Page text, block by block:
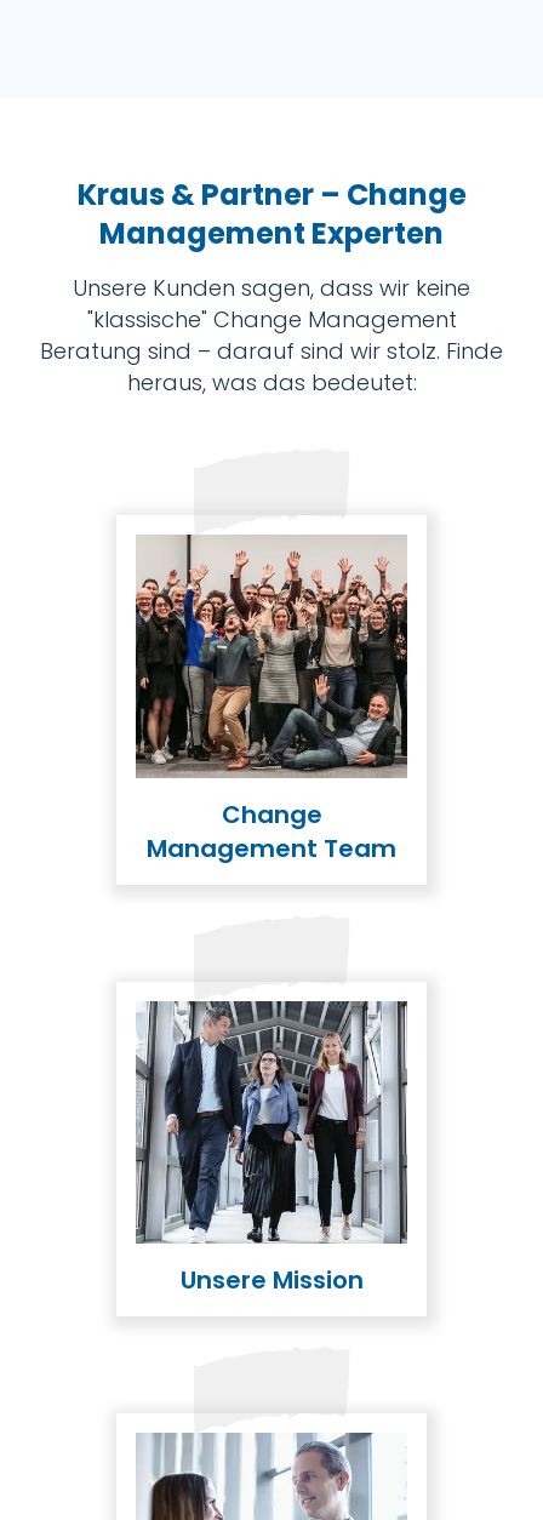
Kraus & Partner – Change
Management Experten
Unsere Kunden sagen, dass wir keine
"klassische" Change Management
Beratung sind – darauf sind wir stolz. Finde
heraus, was das bedeutet:
Change
Management Team
Unsere Mission